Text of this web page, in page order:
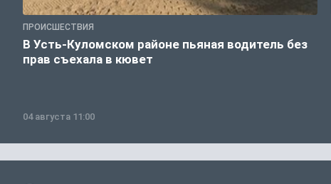
ПРОИСШЕСТВИЯ
В Усть-Куломском районе пьяная водитель без
прав съехала в кювет
04 августа 11:00